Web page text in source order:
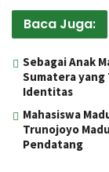
Baca Juga:
Sebagai Anak
Sumatera yang
Identitas
Mahasiswa
Trunojoyo
Pendatang